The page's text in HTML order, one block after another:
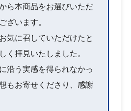
ら本商品をお選びいただ
ざいます。
気に召していただけたと
く拝見いたしました。
沿う実感を得られなかっ
もお寄せくださり、感謝